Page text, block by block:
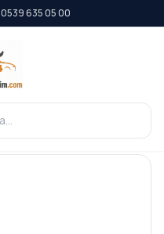
0539 635 05 00